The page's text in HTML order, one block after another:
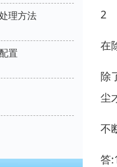
理方法
置
2
在
除
尘
不
答